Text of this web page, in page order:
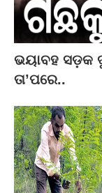
ଭୟାବହ ସଡ଼କ
ତା’ପରେ..